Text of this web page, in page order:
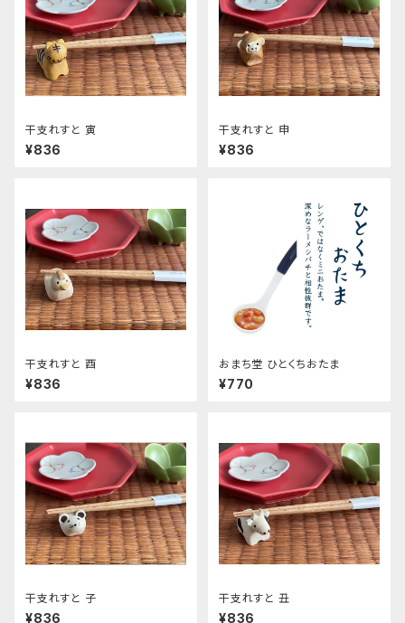
干支れすと 寅
¥836
干支れすと 申
¥836
干支れすと 酉
¥836
おまち堂 ひとくちおたま
¥770
干支れすと 子
¥836
干支れすと 丑
¥836